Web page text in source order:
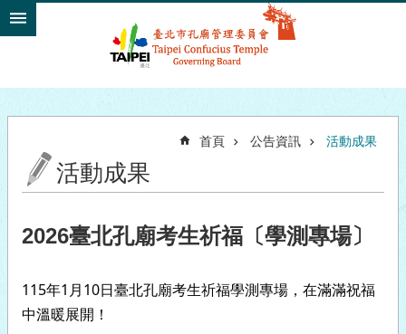
跳到主要內容區塊
首頁 公告資訊 活動成果
活動成果
2026臺北孔廟考生祈福〔學測專場〕
115年1月10日臺北孔廟考生祈福學測專場，在滿滿祝福
中溫暖展開！